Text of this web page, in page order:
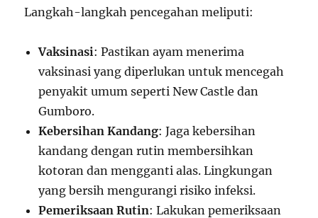
Langkah-langkah pencegahan meliputi:
Vaksinasi: Pastikan ayam menerima
vaksinasi yang diperlukan untuk mencegah
penyakit umum seperti New Castle dan
Gumboro.
Kebersihan Kandang: Jaga kebersihan
kandang dengan rutin membersihkan
kotoran dan mengganti alas. Lingkungan
yang bersih mengurangi risiko infeksi.
Pemeriksaan Rutin: Lakukan pemeriksaan